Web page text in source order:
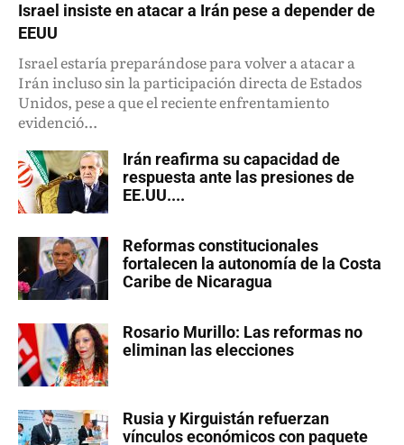
Israel insiste en atacar a Irán pese a depender de
EEUU
Israel estaría preparándose para volver a atacar a
Irán incluso sin la participación directa de Estados
Unidos, pese a que el reciente enfrentamiento
evidenció...
Irán reafirma su capacidad de
respuesta ante las presiones de
EE.UU....
Reformas constitucionales
fortalecen la autonomía de la Costa
Caribe de Nicaragua
Rosario Murillo: Las reformas no
eliminan las elecciones
Rusia y Kirguistán refuerzan
vínculos económicos con paquete